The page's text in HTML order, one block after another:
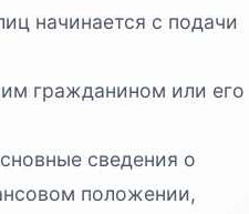
начинается с подачи
гражданином или его
сведения о
положении,